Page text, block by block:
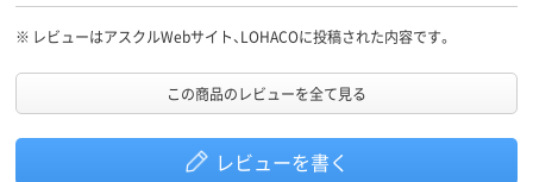
※ レビューはアスクルWebサイト、LOHACOに投稿された内容です。
この商品のレビューを全て見る
レビューを書く